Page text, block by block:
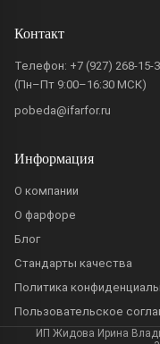
Контакт
Телефон: +7 (927) 268-15-
(Пн–Пт 9:00–16:30 МСК)
pobeda@ifarfor.ru
Информация
О компании
О фарфоре
Блог
Стандарты качества
Политика
Пользовательское
ИП Жидова Ирина